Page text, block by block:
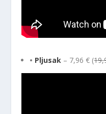
• Pljusak – 7,96 € (